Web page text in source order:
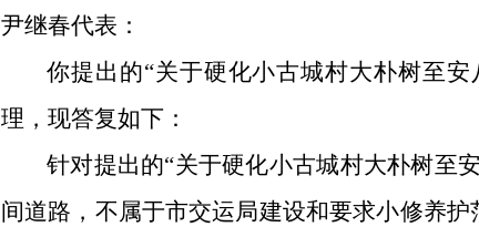
尹继春代表：
你提出的“关于硬化小古城村大朴树至安
理，现答复如下：
针对提出的“关于硬化小古城村大朴树至
间道路，不属于市交运局建设和要求小修养